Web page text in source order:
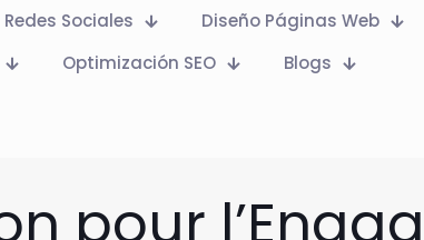
Redes Sociales
Diseño Páginas Web
Optimización SEO Blogs